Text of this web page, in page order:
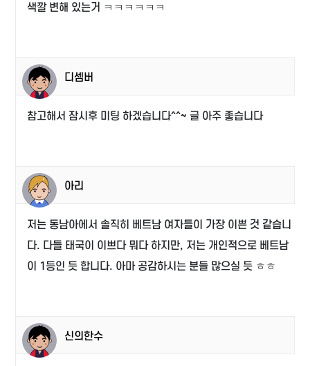
색깔 변해 있는거 ㅋㅋㅋㅋㅋㅋ
디셈버
참고해서 잠시후 미팅 하겠습니다^^~ 글 아주 좋습니다
아리
저는 동남아에서 솔직히 베트남 여자들이 가장 이쁜 것 같습니
다. 다들 태국이 이쁘다 뭐다 하지만, 저는 개인적으로 베트남
이 1등인 듯 합니다. 아마 공감하시는 분들 많으실 듯 ㅎㅎ
신의한수